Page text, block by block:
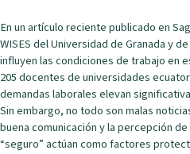
En un artículo reciente publicado en
WISES del Universidad de Granada y
influyen las condiciones de trabajo en
205 docentes de universidades
demandas laborales elevan
Sin embargo, no todo son malas
buena comunicación y la percepción
“seguro” actúan como factores